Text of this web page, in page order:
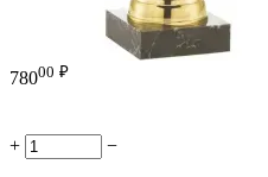
78000 ₽
+ −